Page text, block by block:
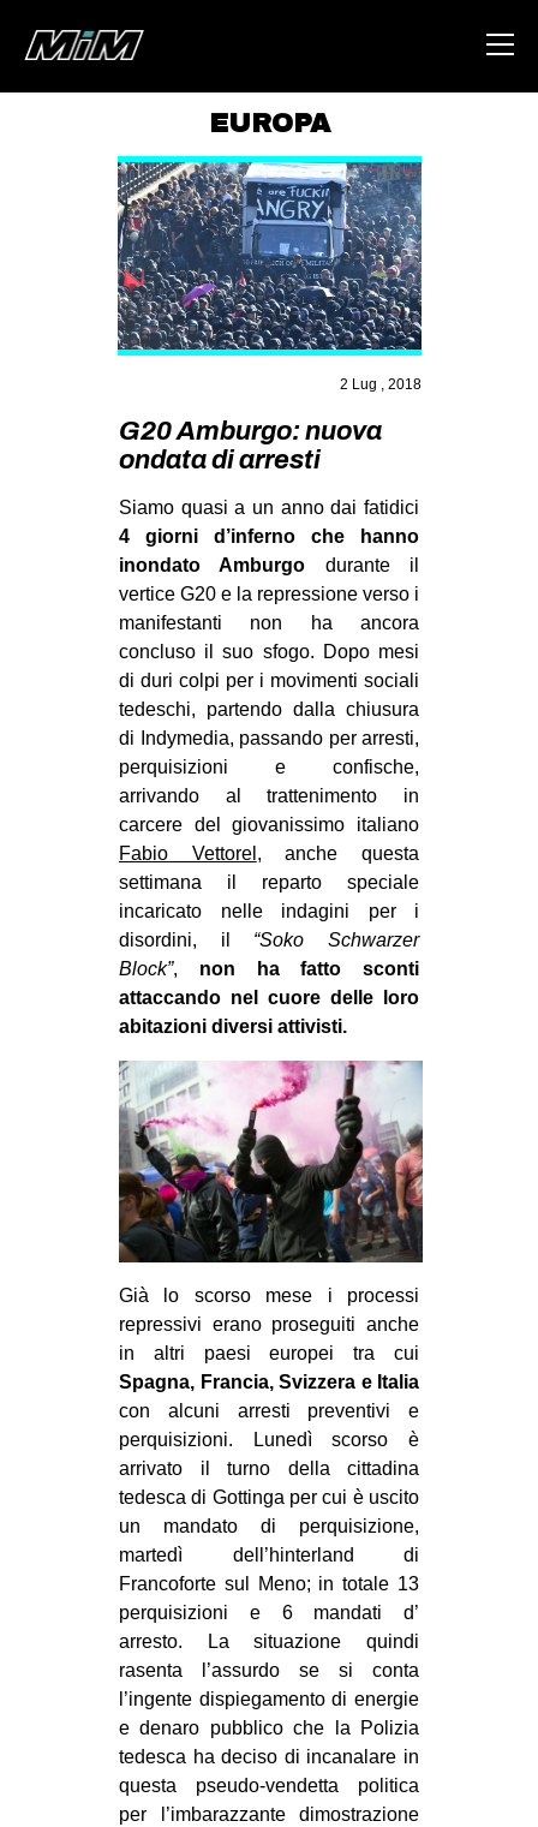
ABOUT
AREA
DEGENERAZIONE
GAZA FREESTYLE
CSOA LAMBRETTA
MSM
STUDENTI TSUNAMI
ZAM
MOBILITAZIONI
SPAZI
SPORT POPOLARE
AMBIENTE
ANTIFASCISMO
DIRITTO ALL’ABITARE
GENERI
MIGRAZIONI
PRECARIATO
REPRESSIONE
CULTURE
ARTE
CINEMA
MANIFESTI
MUSICA
RECENSIONI
INTERNAZIONALE
AFRICA
AMERICHE
ESTREMO ORIENTE
EUROPA
MEDIO ORIENTE
EVENTI
in
Fb
tw
EUROPA
2 Lug , 2018
G20 Amburgo: nuova
ondata di arresti
Siamo quasi a un anno dai fatidici
4 giorni d’inferno che hanno
inondato Amburgo durante il
vertice G20 e la repressione verso i
manifestanti non ha ancora
concluso il suo sfogo. Dopo mesi
di duri colpi per i movimenti sociali
tedeschi, partendo dalla chiusura
di Indymedia, passando per arresti,
perquisizioni e confische,
arrivando al trattenimento in
carcere del giovanissimo italiano
Fabio Vettorel , anche questa
settimana il reparto speciale
incaricato nelle indagini per i
disordini, il “Soko Schwarzer
Block”, non ha fatto sconti
attaccando nel cuore delle loro
abitazioni diversi attivisti.
Già lo scorso mese i processi
repressivi erano proseguiti anche
in altri paesi europei tra cui
Spagna, Francia, Svizzera e Italia
con alcuni arresti preventivi e
perquisizioni. Lunedì scorso è
arrivato il turno della cittadina
tedesca di Gottinga per cui è uscito
un mandato di perquisizione,
martedì dell’hinterland di
Francoforte sul Meno; in totale 13
perquisizioni e 6 mandati d’
arresto. La situazione quindi
rasenta l’assurdo se si conta
l’ingente dispiegamento di energie
e denaro pubblico che la Polizia
tedesca ha deciso di incanalare in
questa pseudo-vendetta politica
per l’imbarazzante dimostrazione